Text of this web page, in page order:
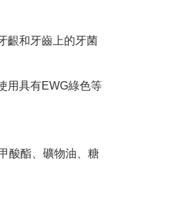
齦和牙齒上的牙菌
用具有EWG綠色等
酸酯、礦物油、糖